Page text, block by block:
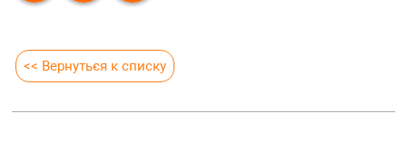
<< Вернуться к списку